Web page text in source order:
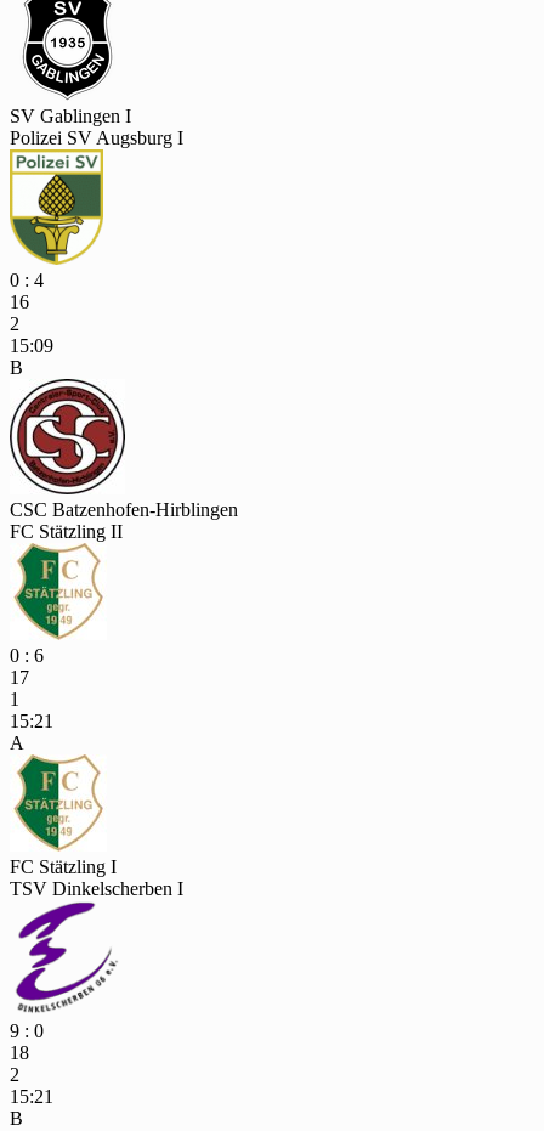
SV Gablingen I
Polizei SV Augsburg I
0 : 4
16
2
15:09
B
CSC Batzenhofen-Hirblingen
FC Stätzling II
0 : 6
17
1
15:21
A
FC Stätzling I
TSV Dinkelscherben I
9 : 0
18
2
15:21
B